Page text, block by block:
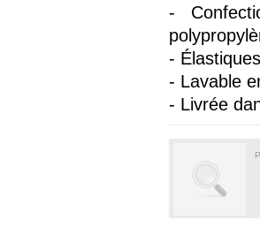
-
-
- Lavable
- Livrée